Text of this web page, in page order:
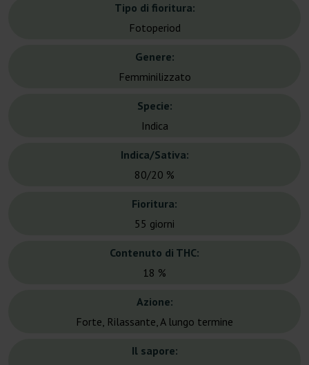
Tipo di fioritura:
Fotoperiod
Genere:
Femminilizzato
Specie:
Indica
Indica/Sativa:
80/20 %
Fioritura:
55 giorni
Contenuto di THC:
18 %
Azione:
Forte, Rilassante, A lungo termine
Il sapore: